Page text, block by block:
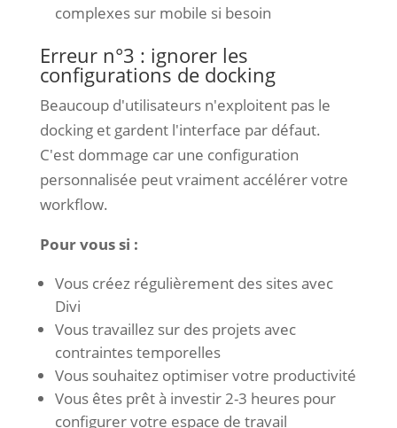
complexes sur mobile si besoin
Erreur n°3 : ignorer les
configurations de docking
Beaucoup d'utilisateurs n'exploitent pas le
docking et gardent l'interface par défaut.
C'est dommage car une configuration
personnalisée peut vraiment accélérer votre
workflow.
Pour vous si :
Vous créez régulièrement des sites avec
Divi
Vous travaillez sur des projets avec
contraintes temporelles
Vous souhaitez optimiser votre productivité
Vous êtes prêt à investir 2-3 heures pour
configurer votre espace de travail